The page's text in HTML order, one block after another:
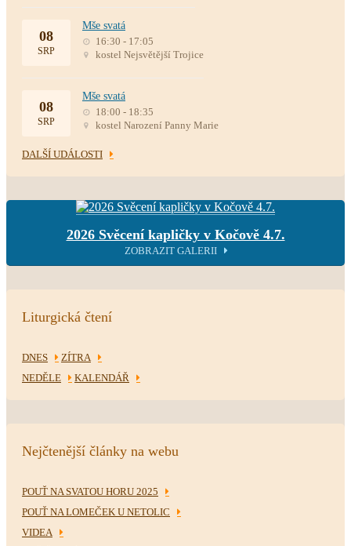
08
SRP
Mše svatá
16:30 - 17:05
kostel Nejsvětější Trojice
08
SRP
Mše svatá
18:00 - 18:35
kostel Narození Panny Marie
DALŠÍ UDÁLOSTI
2026 Svěcení kapličky v Kočově 4.7.
ZOBRAZIT GALERII
Liturgická čtení
DNES
ZÍTRA
NEDĚLE
KALENDÁŘ
Nejčtenější články na webu
POUŤ NA SVATOU HORU 2025
POUŤ NA LOMEČEK U NETOLIC
VIDEA